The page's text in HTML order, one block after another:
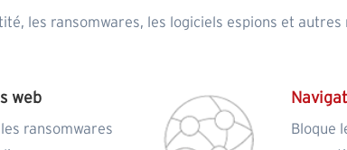
les ransomwares, les logiciels espions et
web
ransomwares
Bloque